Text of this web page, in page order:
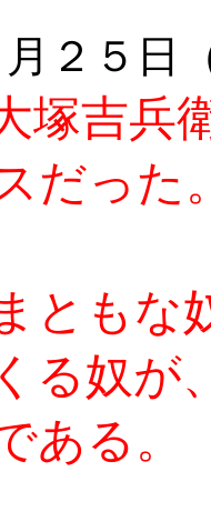
２５日
塚吉兵
だった
ともな
る奴が
ある。